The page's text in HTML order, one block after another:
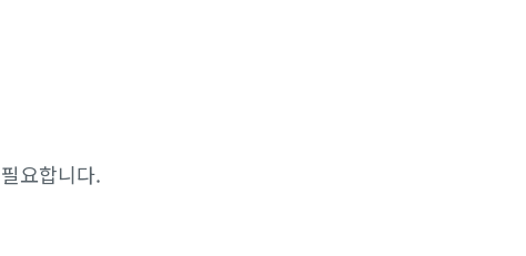
요합니다.